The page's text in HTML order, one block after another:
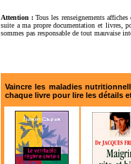
Attention :Tous les renseignements
suite a ma propre documentation et livres,
sommes pas responsable de tout mauvaise
Vaincre les maladies
chaque livre pour lire les détails